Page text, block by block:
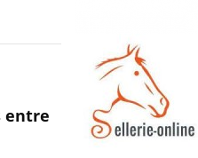
entre